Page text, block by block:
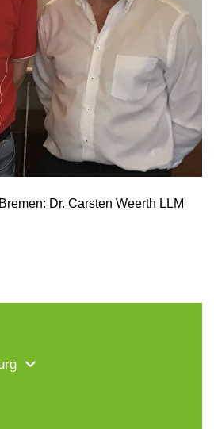
Dr. Carsten Weerth LLM